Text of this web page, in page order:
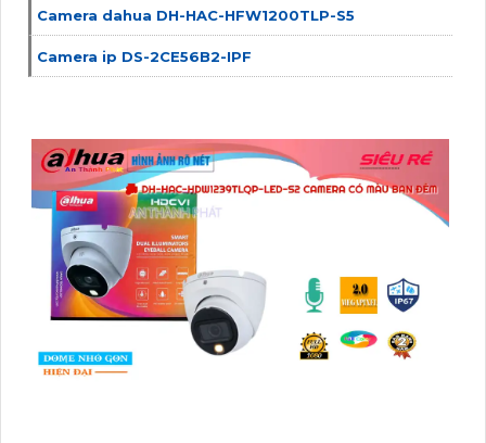
Camera dahua DH-HAC-HFW1200TLP-S5
Camera ip DS-2CE56B2-IPF